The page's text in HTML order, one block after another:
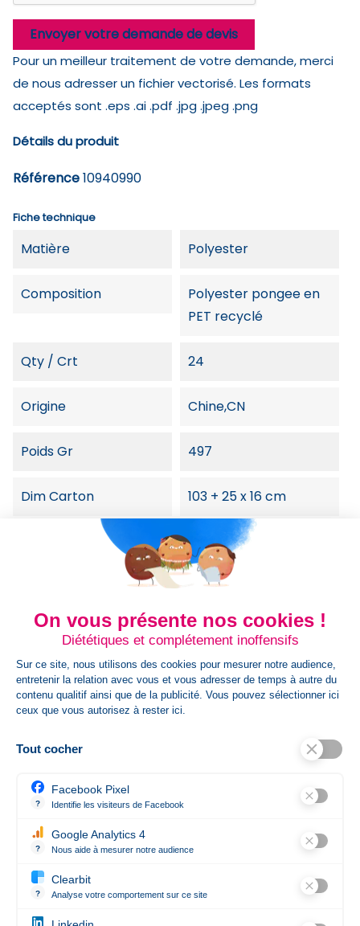
Envoyer votre demande de devis
Pour un meilleur traitement de votre demande, merci
de nous adresser un fichier vectorisé. Les formats
acceptés sont .eps .ai .pdf .jpg .jpeg .png
Détails du produit
Référence10940990
Fiche technique
Matière Polyester
Composition
Polyester pongee en
PET recyclé
Qty / Crt 24
Origine Chine,CN
Poids Gr 497
Dim Carton 103 + 25 x 16 cm
Dimension Article 97 x Ø 130 cm
HsCode
66019920,6601992000000000000000
Poids Article Gr
Ean13
ÉtatNouveau produit
On vous présente nos cookies !
Diététiques et complétement inoffensifs
Sur ce site, nous utilisons des cookies pour mesurer notre audience,
entretenir la relation avec vous et vous adresser de temps à autre du
contenu qualitif ainsi que de la publicité. Vous pouvez sélectionner ici
ceux que vous autorisez à rester ici.
Tout cocher
?
Facebook Pixel
Identifie les visiteurs de Facebook
?
Google Analytics 4
Nous aide à mesurer notre audience
?
Clearbit
Analyse votre comportement sur ce site